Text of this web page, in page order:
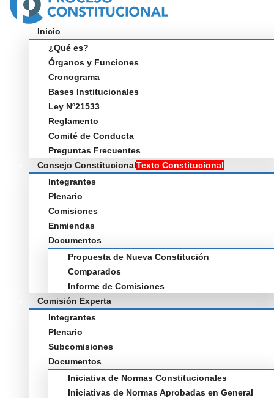
Inicio
¿Qué es?
Órganos y Funciones
Cronograma
Bases Institucionales
Ley Nº21533
Reglamento
Comité de Conducta
Preguntas Frecuentes
Consejo ConstitucionalTexto Constitucional
Integrantes
Plenario
Comisiones
Enmiendas
Documentos
Propuesta de Nueva Constitución
Comparados
Informe de Comisiones
Comisión Experta
Integrantes
Plenario
Subcomisiones
Documentos
Iniciativa de Normas Constitucionales
Iniciativas de Normas Aprobadas en General